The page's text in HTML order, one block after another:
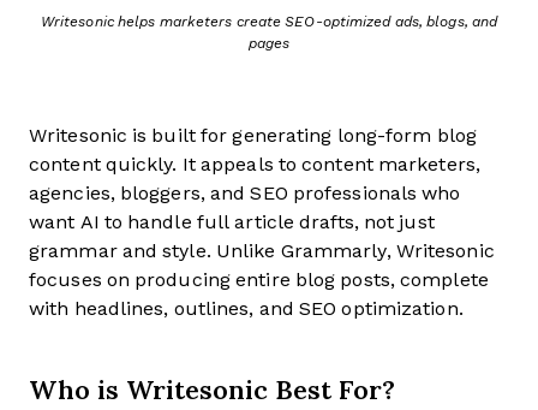
Writesonic helps marketers create SEO-optimized ads, blogs, and
pages
Writesonic is built for generating long-form blog
content quickly. It appeals to content marketers,
agencies, bloggers, and SEO professionals who
want AI to handle full article drafts, not just
grammar and style. Unlike Grammarly, Writesonic
focuses on producing entire blog posts, complete
with headlines, outlines, and SEO optimization.
Who is Writesonic Best For?